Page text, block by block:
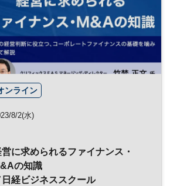
ンライン
8/2(水)
に求められるファイナンス・
の知識
日経ビジネススクール